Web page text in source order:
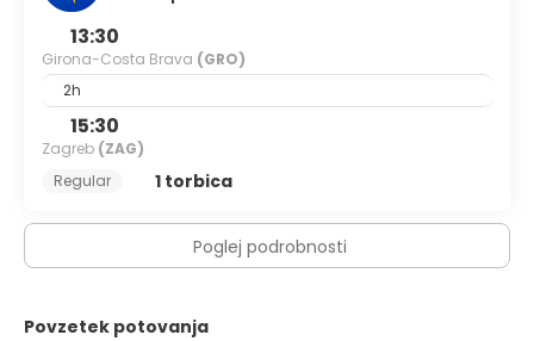
13:30
Girona-Costa Brava (GRO)
2h
15:30
Zagreb (ZAG)
Regular
1 torbica
Poglej podrobnosti
Povzetek potovanja